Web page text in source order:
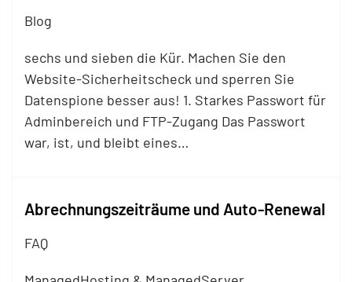
Blog
sechs und sieben die Kür. Machen Sie den
Website-Sicherheitscheck und sperren Sie
Datenspione besser aus! 1. Starkes Passwort für
Adminbereich und FTP-Zugang Das Passwort
war, ist, und bleibt eines…
Abrechnungszeiträume und Auto-Renewal
FAQ